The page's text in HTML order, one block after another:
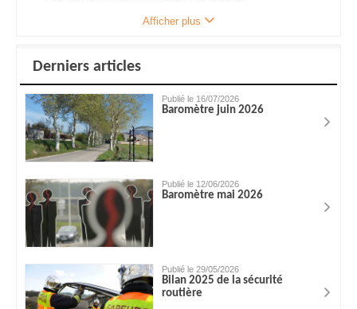
Afficher plus
Derniers articles
Publié le 16/07/2026
Baromètre juin 2026
Publié le 12/06/2026
Baromètre mai 2026
Publié le 29/05/2026
Bilan 2025 de la sécurité
routière